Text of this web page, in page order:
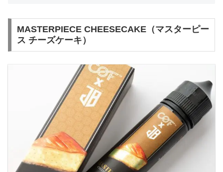
MASTERPIECE CHEESECAKE（マスターピー
ス チーズケーキ）